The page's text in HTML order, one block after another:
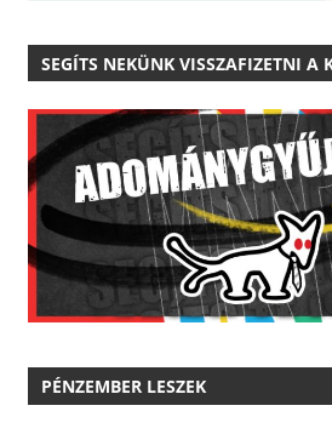
SEGÍTS NEKÜNK VISSZAFIZETNI A
PÉNZEMBER LESZEK